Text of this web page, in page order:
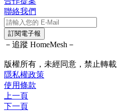
聯絡我們
訂閱電子報
－追蹤 HomeMesh－
版權所有，未經同意，禁止轉載
隱私權政策
使用條款
上一頁
下一頁